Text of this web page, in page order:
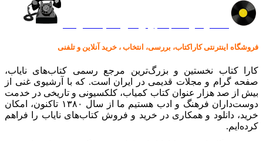
فروشگاه اینترنتی کاراکتاب، بررسی، انتخاب ، خرید آنلاین و تلفنی
کارا کتاب نخستین و بزرگ‌ترین مرجع رسمی کتاب‌های نایاب،
صفحه گرام و مجلات قدیمی در ایران است. که با آرشیوی غنی از
بیش از صد هزار عنوان کتاب کمیاب، کلکسیونی و تاریخی در خدمت
دوست‌داران فرهنگ و ادب هستیم ما از سال ۱۳۸۰ تاکنون، امکان
خرید، دانلود و همکاری در خرید و فروش کتاب‌های نایاب را فراهم
کرده‌ایم.